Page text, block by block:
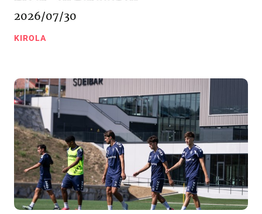
2026/07/30
KIROLA